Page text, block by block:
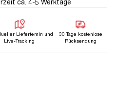
ca. 4-5 Werktage
Liefertemin und
Live-Tracking
30 Tage kostenlose
Rücksendung